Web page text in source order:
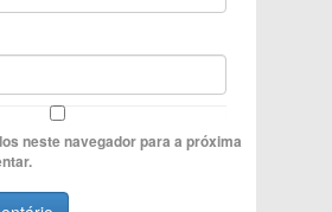
neste navegador para a próxima